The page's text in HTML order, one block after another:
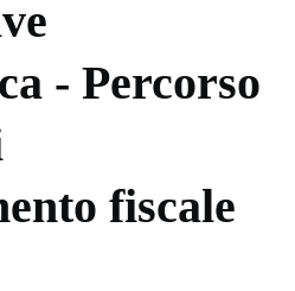
- Percorso
fiscale